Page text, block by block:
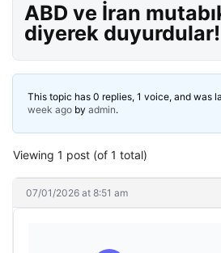
ABD ve İran
diyerek duyurdular!
This topic has 0 replies, 1 voice, and was
week ago by admin.
Viewing 1 post (of 1 total)
07/01/2026 at 8:51 am